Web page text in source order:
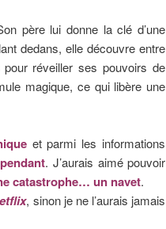
père lui donne la clé d’une
dedans, elle découvre entre
réveiller ses pouvoirs de
magique, ce qui libère une
et parmi les informations
. J’aurais aimé pouvoir
catastrophe… un navet.
, sinon je ne l’aurais jamais